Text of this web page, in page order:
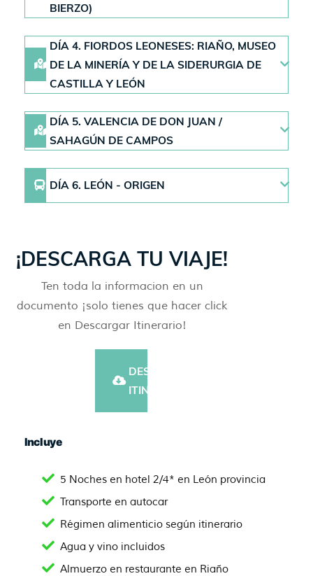
BIERZO)
DÍA 4. FIORDOS LEONESES: RIAÑO, MUSEO
DE LA MINERÍA Y DE LA SIDERURGIA DE
CASTILLA Y LEÓN
DÍA 5. VALENCIA DE DON JUAN /
SAHAGÚN DE CAMPOS
DÍA 6. LEÓN - ORIGEN
¡DESCARGA TU VIAJE!
Ten toda la informacion en un
documento ¡solo tienes que hacer click
en Descargar Itinerario!
DESCARGAR
ITINERARIO
Incluye
5 Noches en hotel 2/4* en León provincia
Transporte en autocar
Régimen alimenticio según itinerario
Agua y vino incluidos
Almuerzo en restaurante en Riaño